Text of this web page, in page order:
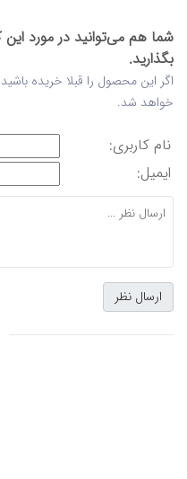
شما هم می‌توانید در مورد این
بگذارید.
اگر این محصول را قبلا خریده
خواهد شد.
نام کاربری:
ایمیل: